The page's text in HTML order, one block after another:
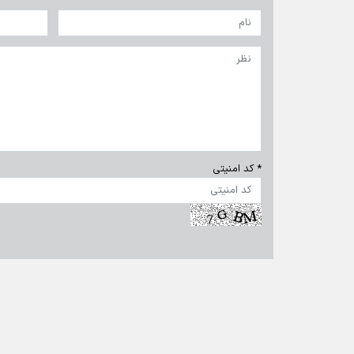
تمام حقوق برای خبرگزاری برنا محفوظ است. استفاده از